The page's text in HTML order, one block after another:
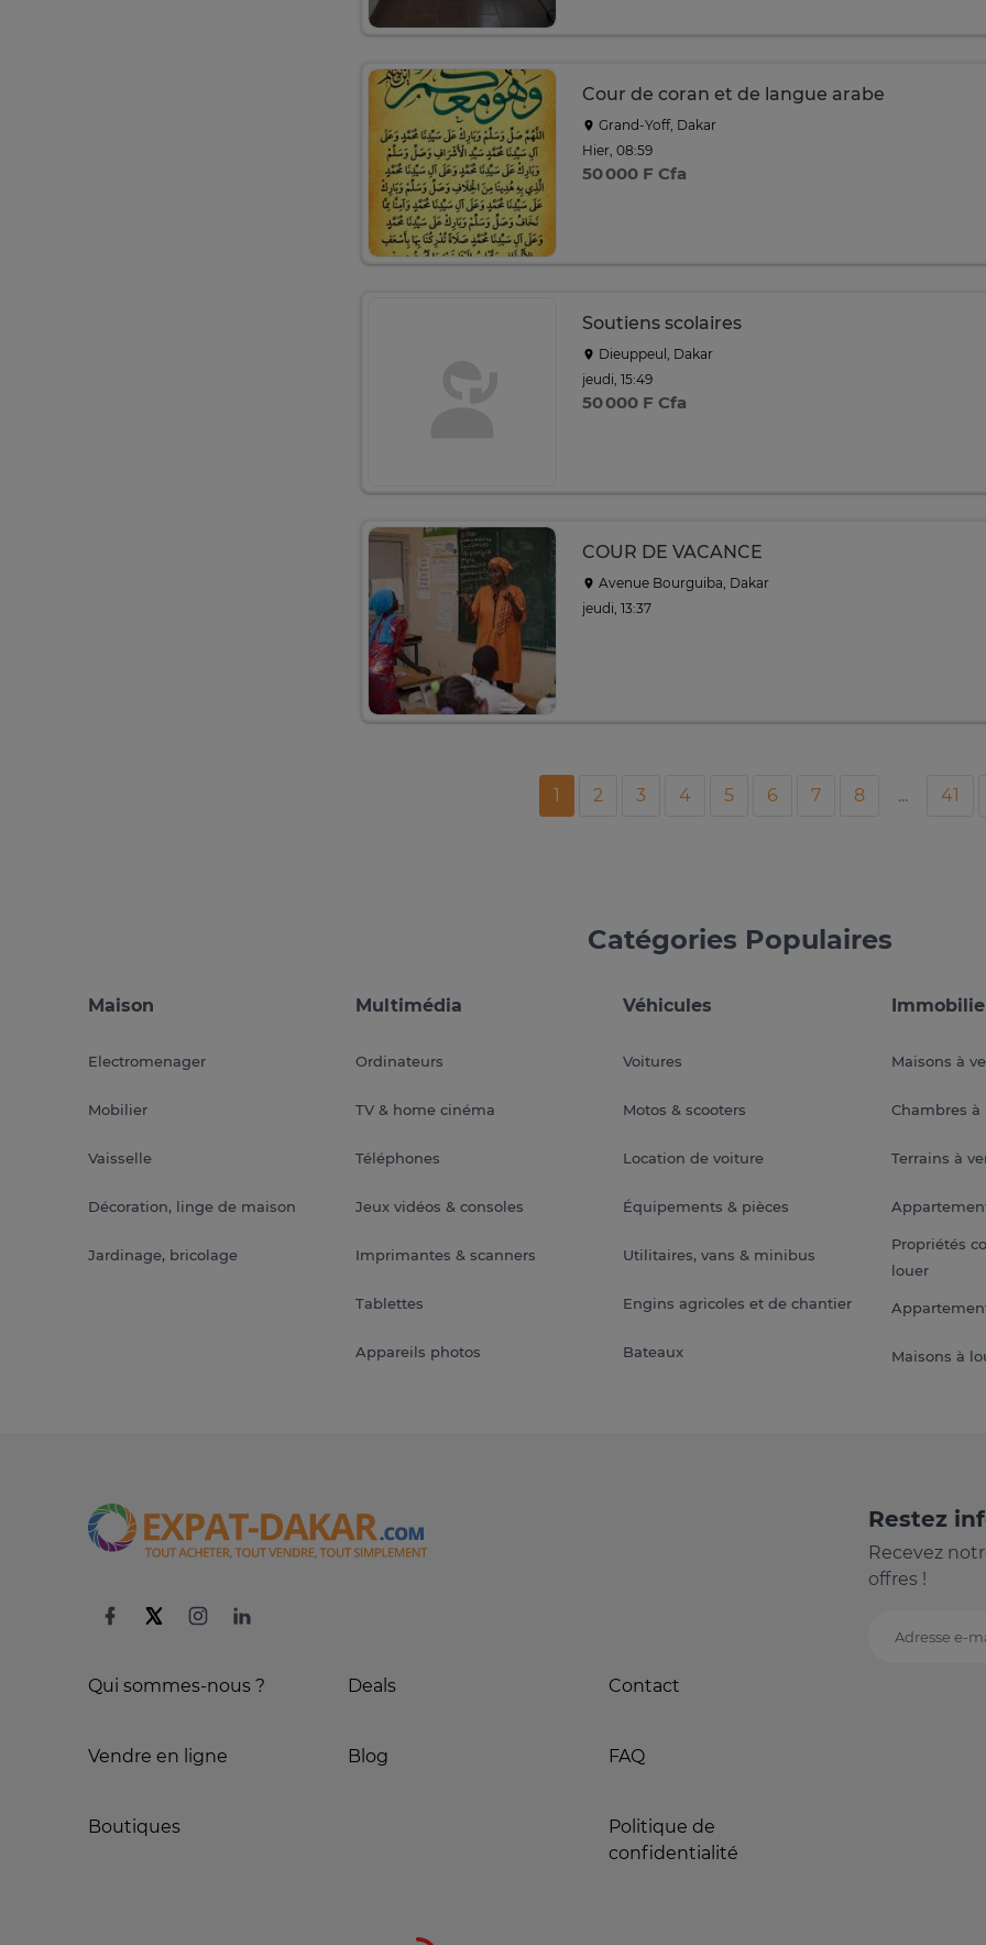
Cour de coran et de langue arabe
Grand-Yoff, Dakar
Hier, 08:59
50 000 F Cfa
Soutiens scolaires
Dieuppeul, Dakar
jeudi, 15:49
50 000 F Cfa
COUR DE VACANCE
Avenue Bourguiba, Dakar
jeudi, 13:37
1 2 3 4 5 6 7 8 ... 41
Catégories Populaires
Maison
Electromenager
Mobilier
Vaisselle
Décoration, linge de maison
Jardinage, bricolage
Multimédia
Ordinateurs
TV & home cinéma
Téléphones
Jeux vidéos & consoles
Imprimantes & scanners
Tablettes
Appareils photos
Véhicules
Voitures
Motos & scooters
Location de voiture
Équipements & pièces
Utilitaires, vans & minibus
Engins agricoles et de chantier
Bateaux
Maisons à
Chambres à
Terrains à
Propriétés
louer
Maisons à
Qui sommes-nous ?
Vendre en ligne
Boutiques
Deals
Blog
Contact
FAQ
Politique de
confidentialité
Restez
Recevez
offres !
Adresse e-